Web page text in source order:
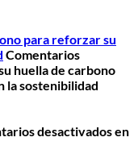
para reforzar su
Comentarios
huella de carbono
la sostenibilidad
desactivadosen